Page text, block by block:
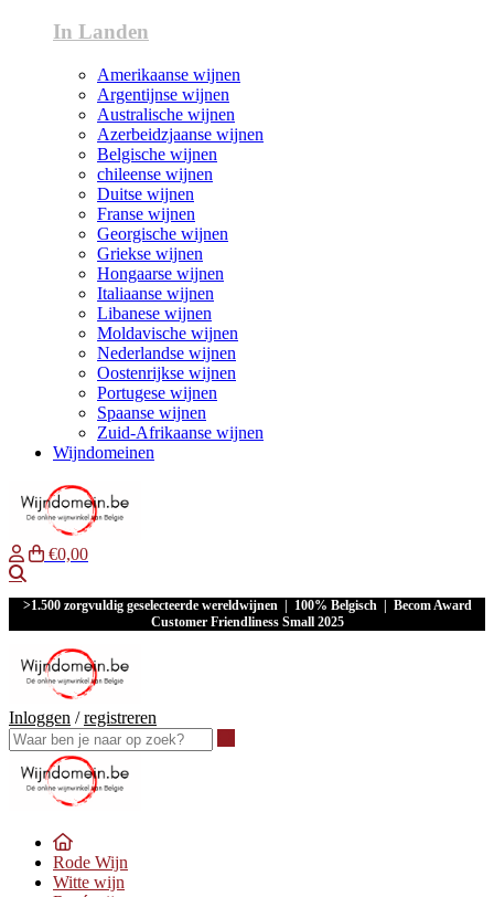
In Landen
Amerikaanse wijnen
Argentijnse wijnen
Australische wijnen
Azerbeidzjaanse wijnen
Belgische wijnen
chileense wijnen
Duitse wijnen
Franse wijnen
Georgische wijnen
Griekse wijnen
Hongaarse wijnen
Italiaanse wijnen
Libanese wijnen
Moldavische wijnen
Nederlandse wijnen
Oostenrijkse wijnen
Portugese wijnen
Spaanse wijnen
Zuid-Afrikaanse wijnen
Wijndomeinen
€0,00
>1.500 zorgvuldig geselecteerde wereldwijnen | 100% Belgisch | Becom Award
Customer Friendliness Small 2025
Inloggen /registreren
Rode Wijn
Witte wijn